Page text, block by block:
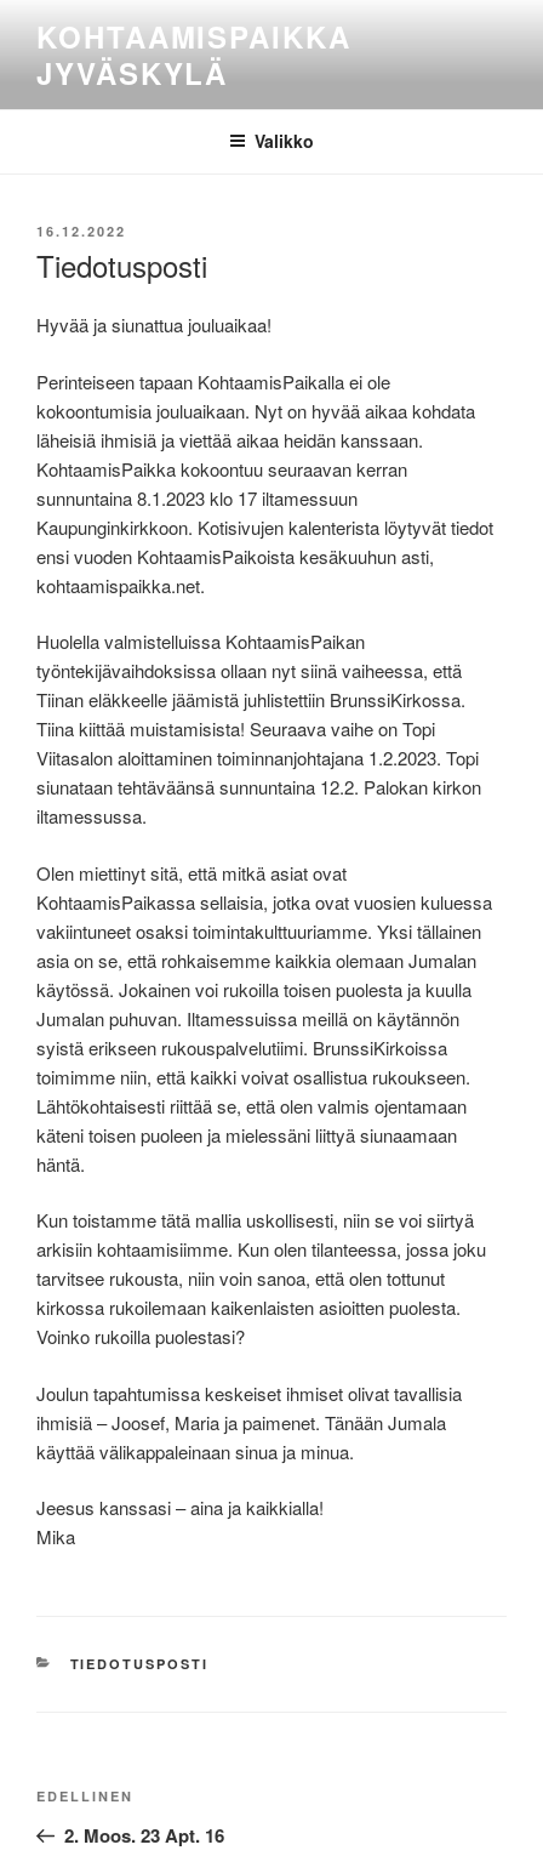
sisältöönKOHTAAMISPAIKKA
JYVÄSKYLÄ
Valikko
JULKAISTU
16.12.2022
Tiedotusposti
Hyvää ja siunattua jouluaikaa!
Perinteiseen tapaan KohtaamisPaikalla ei ole
kokoontumisia jouluaikaan. Nyt on hyvää aikaa kohdata
läheisiä ihmisiä ja viettää aikaa heidän kanssaan.
KohtaamisPaikka kokoontuu seuraavan kerran
sunnuntaina 8.1.2023 klo 17 iltamessuun
Kaupunginkirkkoon. Kotisivujen kalenterista löytyvät tiedot
ensi vuoden KohtaamisPaikoista kesäkuuhun asti,
kohtaamispaikka.net.
Huolella valmistelluissa KohtaamisPaikan
työntekijävaihdoksissa ollaan nyt siinä vaiheessa, että
Tiinan eläkkeelle jäämistä juhlistettiin BrunssiKirkossa.
Tiina kiittää muistamisista! Seuraava vaihe on Topi
Viitasalon aloittaminen toiminnanjohtajana 1.2.2023. Topi
siunataan tehtäväänsä sunnuntaina 12.2. Palokan kirkon
iltamessussa.
Olen miettinyt sitä, että mitkä asiat ovat
KohtaamisPaikassa sellaisia, jotka ovat vuosien kuluessa
vakiintuneet osaksi toimintakulttuuriamme. Yksi tällainen
asia on se, että rohkaisemme kaikkia olemaan Jumalan
käytössä. Jokainen voi rukoilla toisen puolesta ja kuulla
Jumalan puhuvan. Iltamessuissa meillä on käytännön
syistä erikseen rukouspalvelutiimi. BrunssiKirkoissa
toimimme niin, että kaikki voivat osallistua rukoukseen.
Lähtökohtaisesti riittää se, että olen valmis ojentamaan
käteni toisen puoleen ja mielessäni liittyä siunaamaan
häntä.
Kun toistamme tätä mallia uskollisesti, niin se voi siirtyä
arkisiin kohtaamisiimme. Kun olen tilanteessa, jossa joku
tarvitsee rukousta, niin voin sanoa, että olen tottunut
kirkossa rukoilemaan kaikenlaisten asioitten puolesta.
Voinko rukoilla puolestasi?
Joulun tapahtumissa keskeiset ihmiset olivat tavallisia
ihmisiä – Joosef, Maria ja paimenet. Tänään Jumala
käyttää välikappaleinaan sinua ja minua.
Jeesus kanssasi – aina ja kaikkialla!
Mika
KATEGORIAT
TIEDOTUSPOSTI
Edellinen
artikkeli
EDELLINEN
2. Moos. 23 Apt. 16